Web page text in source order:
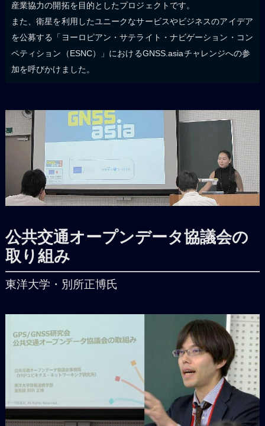
産業協力の開拓を目的としたプロジェクトです。
また、衛星を利用したユニークなサービスやビジネスのアイデア
を公募する「ヨーロピアン・サテライト・ナビゲーション・コン
ペティション（ESNC）」におけるGNSS.asiaチャレンジへの参
加を呼びかけました。
公共交通オープンデータ協議会の
取り組み
東洋大学・別所正博氏